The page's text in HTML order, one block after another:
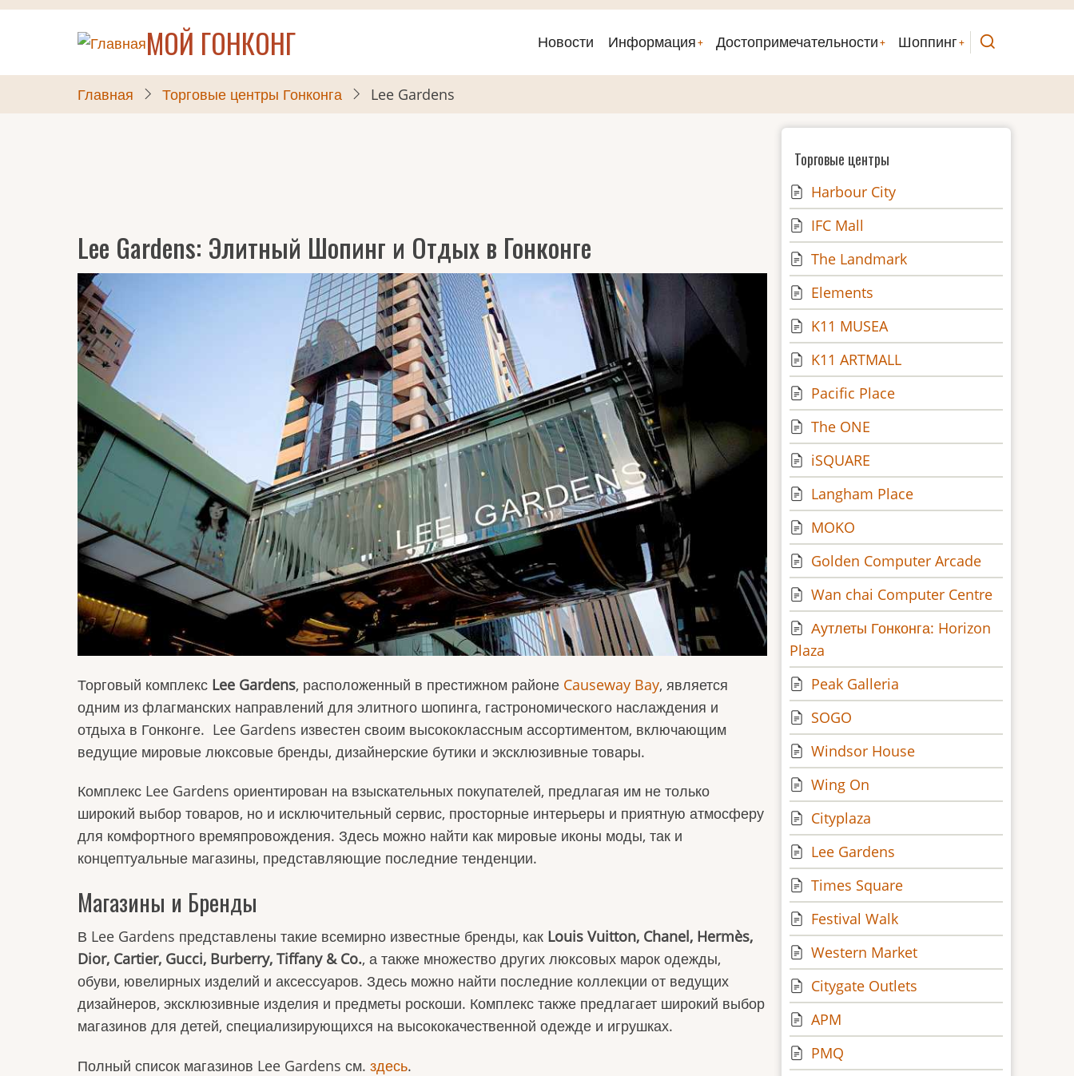
Перейти
содержанию
МОЙ ГОНКОНГ
Основные
ссылки
Новости Информация Достопримечательности Шоппинг
Главная Торговые центры Гонконга Lee Gardens
Lee Gardens: Элитный Шопинг и Отдых в Гонконге
Торговый комплекс Lee Gardens, расположенный в престижном районе Causeway Bay, является
одним из флагманских направлений для элитного шопинга, гастрономического наслаждения и
отдыха в Гонконге. Lee Gardens известен своим высококлассным ассортиментом, включающим
ведущие мировые люксовые бренды, дизайнерские бутики и эксклюзивные товары.
Комплекс Lee Gardens ориентирован на взыскательных покупателей, предлагая им не только
широкий выбор товаров, но и исключительный сервис, просторные интерьеры и приятную атмосферу
для комфортного времяпровождения. Здесь можно найти как мировые иконы моды, так и
концептуальные магазины, представляющие последние тенденции.
Магазины и Бренды
В Lee Gardens представлены такие всемирно известные бренды, как Louis Vuitton, Chanel, Hermès,
Dior, Cartier, Gucci, Burberry, Tiffany & Co., а также множество других люксовых марок одежды,
обуви, ювелирных изделий и аксессуаров. Здесь можно найти последние коллекции от ведущих
дизайнеров, эксклюзивные изделия и предметы роскоши. Комплекс также предлагает широкий выбор
магазинов для детей, специализирующихся на высококачественной одежде и игрушках.
Полный список магазинов Lee Gardens см. здесь.
Торговые центры
Harbour City
IFC Mall
The Landmark
Elements
K11 MUSEA
K11 ARTMALL
Pacific Place
The ONE
iSQUARE
Langham Place
MOKO
Golden Computer Arcade
Wan chai Computer Centre
Аутлеты Гонконга: Horizon
Plaza
Peak Galleria
SOGO
Windsor House
Wing On
Cityplaza
Lee Gardens
Times Square
Festival Walk
Western Market
Citygate Outlets
APM
PMQ